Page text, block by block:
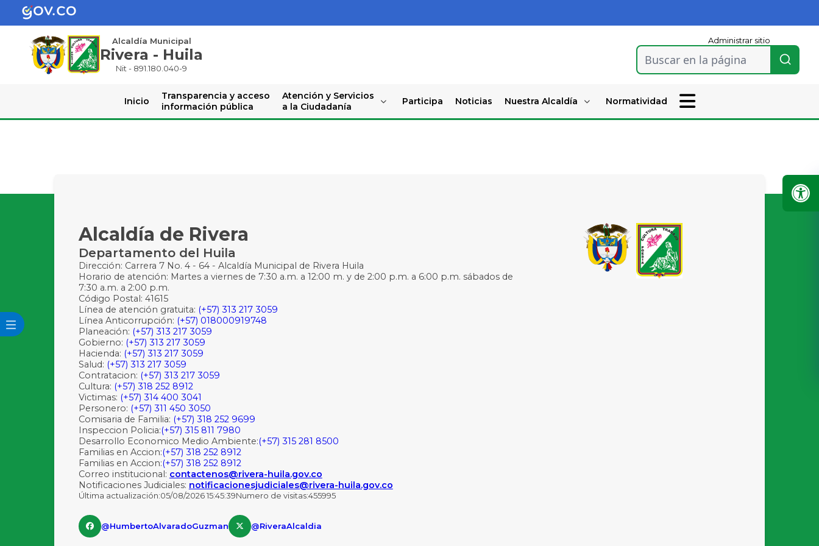
Alcaldía Municipal
Rivera - Huila
Nit - 891.180.040-9
Administrar sitio
Buscar en la página
Inicio
Transparencia y acceso
información pública
Atención y Servicios
a la Ciudadanía
Participa Noticias Nuestra Alcaldía Normatividad
Alcaldía de Rivera
Departamento del Huila
Dirección: Carrera 7 No. 4 - 64 - Alcaldía Municipal de Rivera Huila
Horario de atención: Martes a viernes de 7:30 a.m. a 12:00 m. y de 2:00 p.m. a 6:00 p.m. sábados de
7:30 a.m. a 2:00 p.m.
Código Postal: 41615
Línea de atención gratuita: (+57) 313 217 3059
Línea Anticorrupción: (+57) 018000919748
Planeación: (+57) 313 217 3059
Gobierno: (+57) 313 217 3059
Hacienda: (+57) 313 217 3059
Salud: (+57) 313 217 3059
Contratacion: (+57) 313 217 3059
Cultura: (+57) 318 252 8912
Victimas: (+57) 314 400 3041
Personero: (+57) 311 450 3050
Comisaria de Familia: (+57) 318 252 9699
Inspeccion Policia:(+57) 315 811 7980
Desarrollo Economico Medio Ambiente:(+57) 315 281 8500
Familias en Accion:(+57) 318 252 8912
Familias en Accion:(+57) 318 252 8912
Correo institucional: contactenos@rivera-huila.gov.co
Notificaciones Judiciales: notificacionesjudiciales@rivera-huila.gov.co
Última actualización:05/08/2026 15:45:39Numero de visitas:455995
@HumbertoAlvaradoGuzman @RiveraAlcaldia